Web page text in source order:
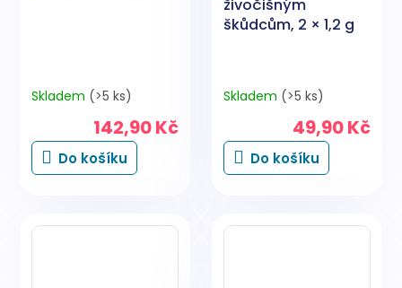
Skladem (>5 ks)
142,90 Kč
Do košíku
živočišným
škůdcům, 2 × 1,2 g
Skladem (>5 ks)
49,90 Kč
Do košíku